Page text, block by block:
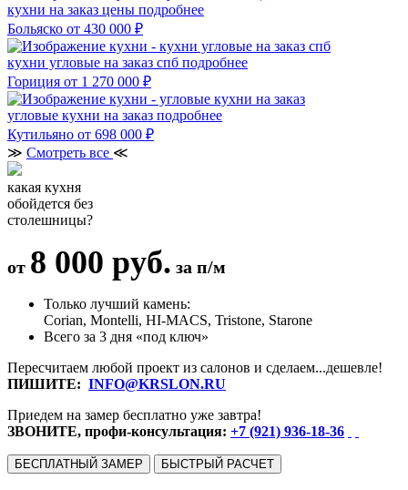
кухни на заказ цены подробнее
Больяско от 430 000 ₽
кухни угловые на заказ спб подробнее
Гориция от 1 270 000 ₽
угловые кухни на заказ подробнее
Кутильяно от 698 000 ₽
≫ Смотреть все ≪
какая кухня
обойдется без
столешницы?
от 8 000 руб. за п/м
Только лучший камень:
Corian, Montelli, HI-MACS, Tristone, Starone
Всего за 3 дня «под ключ»
Пересчитаем любой проект из салонов и сделаем...дешевле!
ПИШИТЕ: INFO@KRSLON.RU
Приедем на замер бесплатно уже завтра!
ЗВОНИТЕ, профи-консультация: +7 (921) 936-18-36
БЕСПЛАТНЫЙ ЗАМЕР БЫСТРЫЙ РАСЧЕТ